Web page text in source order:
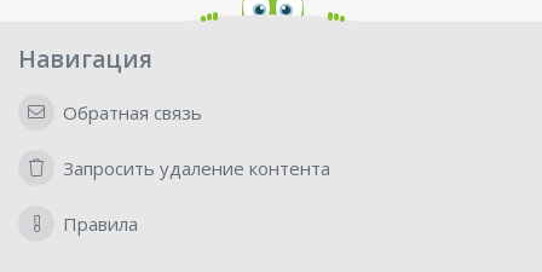
Навигация
Обратная связь
Запросить удаление контента
Правила